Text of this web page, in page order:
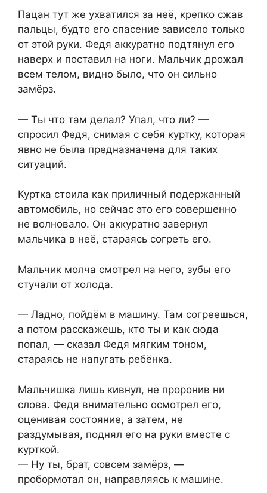
Пацан тут же ухватился за неё, крепко сжав
пальцы, будто его спасение зависело только
от этой руки. Федя аккуратно подтянул его
наверх и поставил на ноги. Мальчик дрожал
всем телом, видно было, что он сильно
замёрз.
— Ты что там делал? Упал, что ли? —
спросил Федя, снимая с себя куртку, которая
явно не была предназначена для таких
ситуаций.
Куртка стоила как приличный подержанный
автомобиль, но сейчас это его совершенно
не волновало. Он аккуратно завернул
мальчика в неё, стараясь согреть его.
Мальчик молча смотрел на него, зубы его
стучали от холода.
— Ладно, пойдём в машину. Там согреешься,
а потом расскажешь, кто ты и как сюда
попал, — сказал Федя мягким тоном,
стараясь не напугать ребёнка.
Мальчишка лишь кивнул, не проронив ни
слова. Федя внимательно осмотрел его,
оценивая состояние, а затем, не
раздумывая, поднял его на руки вместе с
курткой.
— Ну ты, брат, совсем замёрз, —
пробормотал он, направляясь к машине.